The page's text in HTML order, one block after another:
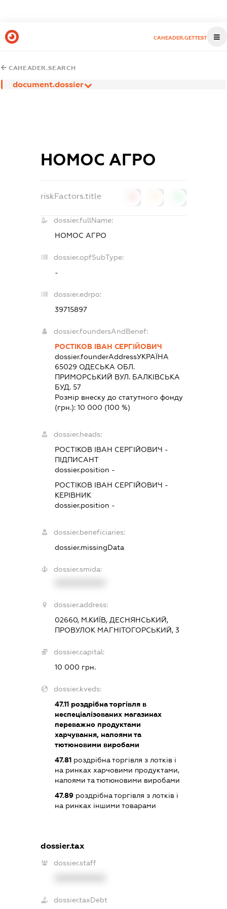
CAHEADER.GETTEST
CAHEADER.SEARCH
document.dossier
НОМОС АГРО
riskFactors.title
dossier.fullName:
НОМОС АГРО
dossier.opfSubType:
-
dossier.edrpo:
39715897
dossier.foundersAndBenef:
РОСТІКОВ ІВАН СЕРГІЙОВИЧ
dossier.founderAddressУКРАЇНА
65029 ОДЕСЬКА ОБЛ.
ПРИМОРСЬКИЙ ВУЛ. БАЛКІВСЬКА
БУД. 57
Розмір внеску до статутного фонду
(грн.): 10 000 (100 %)
dossier.heads:
РОСТІКОВ ІВАН СЕРГІЙОВИЧ -
ПІДПИСАНТ
dossier.position -
РОСТІКОВ ІВАН СЕРГІЙОВИЧ -
КЕРІВНИК
dossier.position -
dossier.beneficiaries:
dossier.missingData
dossier.smida:
dossier.address:
02660, М.КИЇВ, ДЕСНЯНСЬКИЙ,
ПРОВУЛОК МАГНІТОГОРСЬКИЙ, 3
dossier.capital:
10 000 грн.
dossier.kveds:
47.11роздрібна торгівля в
неспеціалізованих магазинах
переважно продуктами
харчування, напоями та
тютюновими виробами
47.81роздрібна торгівля з лотків і
на ринках харчовими продуктами,
напоями та тютюновими виробами
47.89роздрібна торгівля з лотків і
на ринках іншими товарами
dossier.tax
dossier.staff
dossier.taxDebt